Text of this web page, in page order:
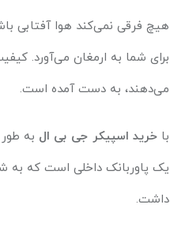
هیچ فرقی نمی‌کند هوا آفتابی
برای شما به ارمغان می‌آورد.
می‌دهند، به دست آمده است.
باخرید اسپیکر جی بی ال
یک پاوربانک داخلی است که به
داشت.